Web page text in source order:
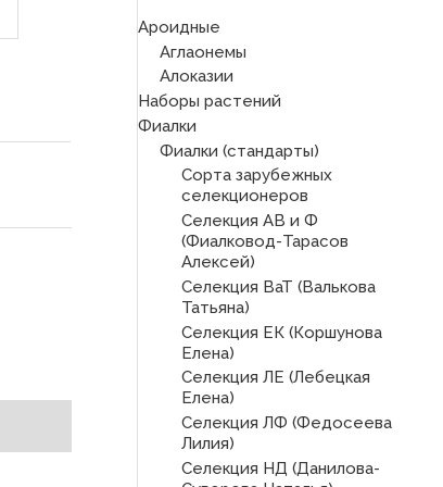
Ароидные
Аглаонемы
Алоказии
Наборы растений
Фиалки
Фиалки (стандарты)
Сорта зарубежных
селекционеров
Селекция АВ и Ф
(Фиалковод-Тарасов
Алексей)
Селекция ВаТ (Валькова
Татьяна)
Селекция ЕК (Коршунова
Елена)
Селекция ЛЕ (Лебецкая
Елена)
Селекция ЛФ (Федосеева
Лилия)
Селекция НД (Данилова-